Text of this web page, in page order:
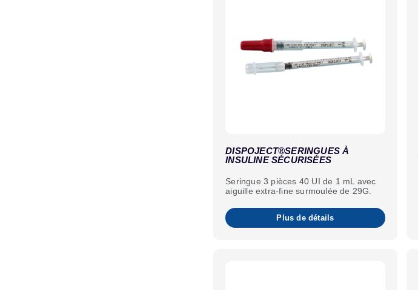
DISPOJECT®SERINGUES À
INSULINE SÉCURISÉES
Seringue 3 pièces 40 UI de 1 mL avec
aiguille extra-fine surmoulée de 29G.
Plus de détails